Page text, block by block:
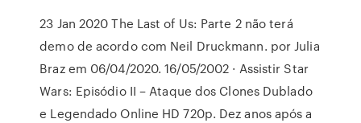
23 Jan 2020 The Last of Us: Parte 2 não terá
demo de acordo com Neil Druckmann. por Julia
Braz em 06/04/2020. 16/05/2002 · Assistir Star
Wars: Episódio II – Ataque dos Clones Dublado
e Legendado Online HD 720p. Dez anos após a